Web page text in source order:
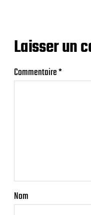
Laisser un
Commentaire*
Nom